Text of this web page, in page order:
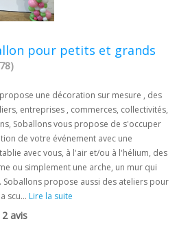
pour petits et grands
une décoration sur mesure , des
entreprises , commerces, collectivités,
Soballons vous propose de s'occuper
de votre événement avec une
avec vous, à l'air et/ou à l'hélium, des
ou simplement une arche, un mur qui
propose aussi des ateliers pour
scu... Lire la suite
2 avis